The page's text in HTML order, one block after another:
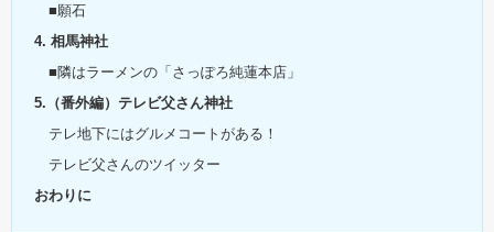
■願石
4. 相馬神社
■隣はラーメンの「さっぽろ純蓮本店」
5.（番外編）テレビ父さん神社
テレ地下にはグルメコートがある！
テレビ父さんのツイッター
おわりに